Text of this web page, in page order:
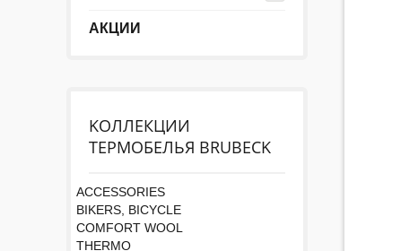
АКЦИИ
KОЛЛЕКЦИИ
ТЕРМОБЕЛЬЯ BRUBECK
ACCESSORIES
BIKERS, BICYCLE
COMFORT WOOL
THERMO